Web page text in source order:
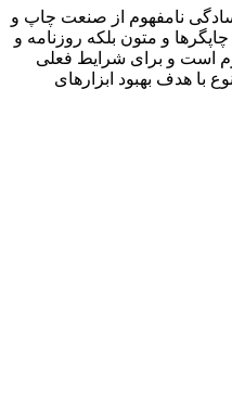
نامفهوم از صنعت چاپ و
و متون بلکه روزنامه و
است و برای شرایط فعلی
با هدف بهبود ابزارهای